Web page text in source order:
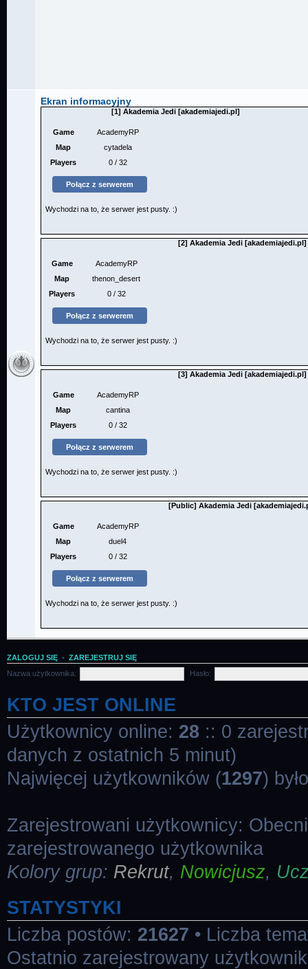
Ekran informacyjny
ZALOGUJ SIĘ • ZAREJESTRUJ SIĘ
Nazwa użytkownika:
Hasło:
KTO JEST ONLINE
Użytkownicy online: 28 :: 0
danych z ostatnich 5 minut)
Najwięcej użytkowników (1297)
Zarejestrowani użytkownicy:
zarejestrowanego użytkownika
Kolory grup: Rekrut, Nowicjusz,
STATYSTYKI
Liczba postów: 21627 • Liczba
Ostatnio zarejestrowany